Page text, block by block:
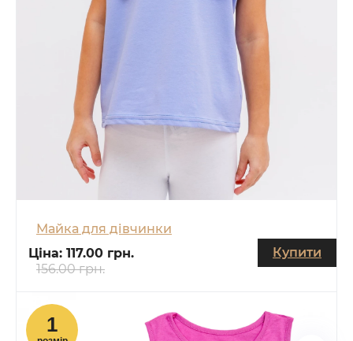
Майка для дівчинки
Ціна: 117.00 грн.
156.00 грн.
Купити